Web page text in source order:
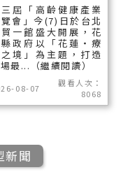
屆「高齡健康產業
會」今(7)日於台北
一館盛大開展，花
政府以「花蓮‧療
境」為主題，打造
最...（繼續閱讀）
08-07
觀看人次：
8068
新聞